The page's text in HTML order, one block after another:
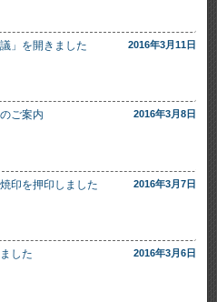
」を開きました 2016年3月11日
ご案内 2016年3月8日
印を押印しました 2016年3月7日
した 2016年3月6日